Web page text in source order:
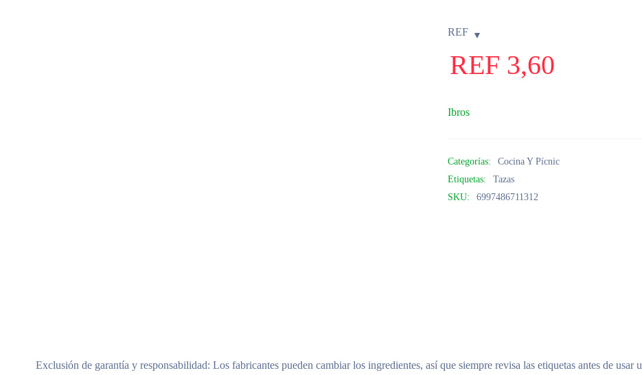
REF
REF 3,60
Ibros
Categorías:
Cocina Y Pícnic
Etiquetas:
Tazas
SKU:
6997486711312
Exclusión de garantía y responsabilidad: Los fabricantes pueden cambiar los ingredientes, así que siempre revisa las etiquetas antes de